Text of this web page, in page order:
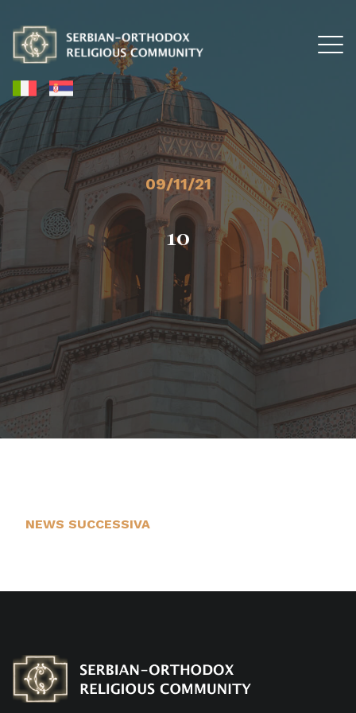
09/11/21
10
NEWS SUCCESSIVA